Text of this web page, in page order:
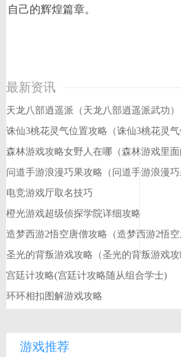
自己的辉煌篇章。
最新资讯
天龙八部逍遥派（天龙八部逍遥派武功）
诛仙3桃花灵气位置攻略（诛仙3桃花灵气
森林游戏攻略女野人在哪（森林游戏里面
问道手游浪漫巧果攻略（问道手游浪漫巧
电竞游戏厅取名技巧
橙光游戏超级侦探学院详细攻略
造梦西游2悟空唐僧攻略（造梦西游2悟空
圣光的背叛游戏攻略（圣光的背叛游戏攻
宫廷计攻略(宫廷计攻略随从组合学士)
环环相扣图解游戏攻略
游戏推荐